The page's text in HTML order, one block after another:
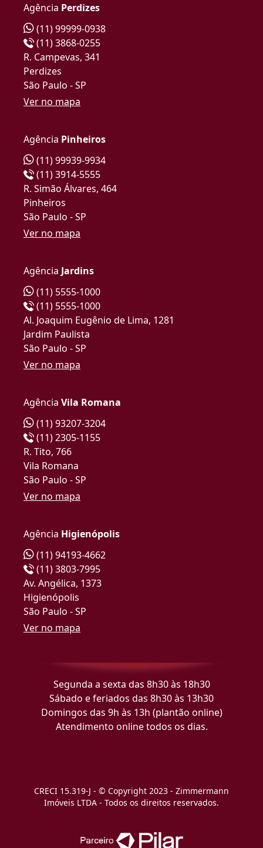
Agência Perdizes
(11) 99999-0938
(11) 3868-0255
R. Campevas, 341
Perdizes
São Paulo - SP
Ver no mapa
Agência Pinheiros
(11) 99939-9934
(11) 3914-5555
R. Simão Álvares, 464
Pinheiros
São Paulo - SP
Ver no mapa
Agência Jardins
(11) 5555-1000
(11) 5555-1000
Al. Joaquim Eugênio de Lima, 1281
Jardim Paulista
São Paulo - SP
Ver no mapa
Agência Vila Romana
(11) 93207-3204
(11) 2305-1155
R. Tito, 766
Vila Romana
São Paulo - SP
Ver no mapa
Agência Higienópolis
(11) 94193-4662
(11) 3803-7995
Av. Angélica, 1373
Higienópolis
São Paulo - SP
Ver no mapa
Segunda a sexta das 8h30 às 18h30
Sábado e feriados das 8h30 às 13h30
Domingos das 9h às 13h (plantão online)
Atendimento online todos os dias.
CRECI 15.319-J - © Copyright 2023 - Zimmermann
Imóveis LTDA - Todos os direitos reservados.